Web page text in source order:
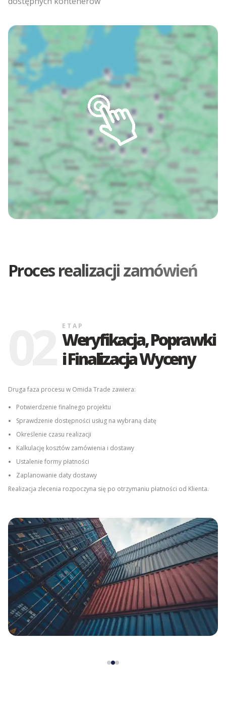
Proces realizacji zamówień
ETAP
Weryfikacja, Poprawki
i Finalizacja Wyceny
Druga faza procesu w Omida Trade zawiera:
Potwierdzenie finalnego projektu
Sprawdzenie dostępności usług na wybraną datę
Określenie czasu realizacji
Kalkulację kosztów zamówienia i dostawy
Ustalenie formy płatności
Zaplanowanie daty dostawy
Realizacja zlecenia rozpoczyna się po otrzymaniu płatności od Klienta.